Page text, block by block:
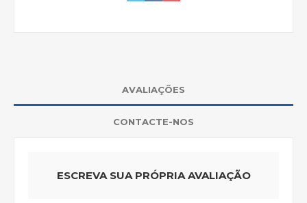
AVALIAÇÕES
CONTACTE-NOS
ESCREVA SUA PRÓPRIA AVALIAÇÃO